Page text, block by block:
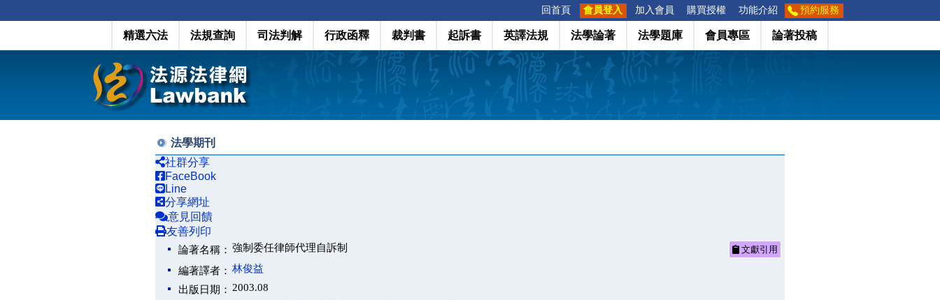
回首頁 會員登入 加入會員 購買授權 功能介紹 預約服務
精選六法 法規查詢 司法判解 行政函釋 裁判書 起訴書 英譯法規 法學論著 法學題庫 會員專區 論著投稿
法學期刊
社群分享
FaceBook
Line
分享網址
意見回饋
友善列印
論著名稱： 強制委任律師代理自訴制 文獻引用
編著譯者： 林俊益
出版日期： 2003.08